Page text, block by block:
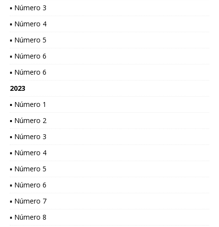
▪ Número 3
▪ Número 4
▪ Número 5
▪ Número 6
▪ Número 6
2023
▪ Número 1
▪ Número 2
▪ Número 3
▪ Número 4
▪ Número 5
▪ Número 6
▪ Número 7
▪ Número 8